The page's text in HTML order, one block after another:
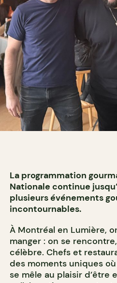
La programmation
Nationale continue
plusieurs événements
incontournables.
À Montréal en Lumière,
manger : on se
célèbre. Chefs et
des moments uniques
se mêle au plaisir d’être